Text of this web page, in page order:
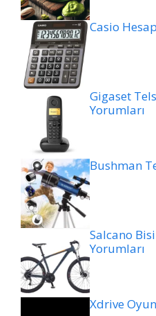
Casio
Gigaset
Yorumları
Bushman
Salcano
Yorumları
Xdrive